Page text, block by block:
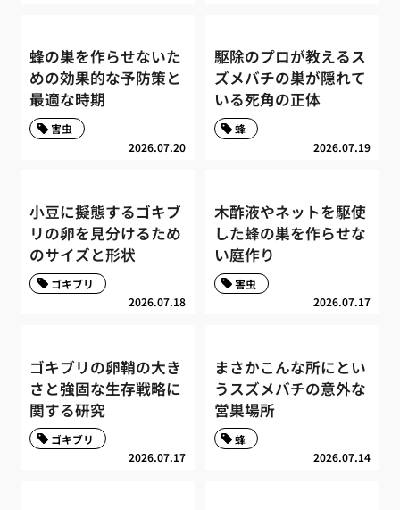
蜂の巣を作らせないた
めの効果的な予防策と
最適な時期
2026.07.20
害虫
駆除のプロが教えるス
ズメバチの巣が隠れて
いる死角の正体
2026.07.19
蜂
小豆に擬態するゴキブ
リの卵を見分けるため
のサイズと形状
2026.07.18
ゴキブリ
木酢液やネットを駆使
した蜂の巣を作らせな
い庭作り
2026.07.17
害虫
ゴキブリの卵鞘の大き
さと強固な生存戦略に
関する研究
2026.07.17
ゴキブリ
まさかこんな所にとい
うスズメバチの意外な
営巣場所
2026.07.14
蜂